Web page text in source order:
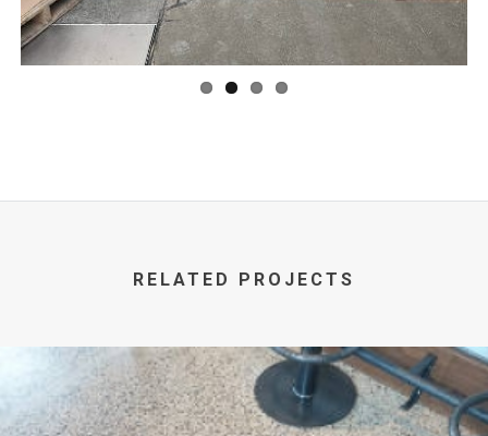
RELATED PROJECTS